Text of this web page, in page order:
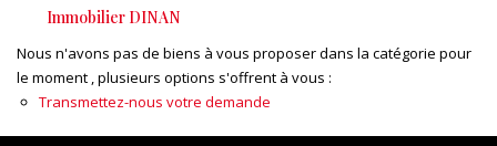
CONTACT
Immobilier DINAN
Nous n'avons pas de biens à vous proposer dans la catégorie pour
le moment , plusieurs options s'offrent à vous :
Transmettez-nous votre demande